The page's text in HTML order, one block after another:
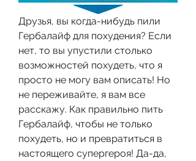
Друзья, вы когда-нибудь пили
Гербалайф для похудения? Если
нет, то вы упустили столько
возможностей похудеть, что я
просто не могу вам описать! Но
не переживайте, я вам все
расскажу. Как правильно пить
Гербалайф, чтобы не только
похудеть, но и превратиться в
настоящего супергероя! Да-да,